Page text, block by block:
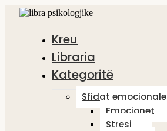
Kreu
Libraria
Kategoritë
Sfidat emocionale
Emocionet
Stresi